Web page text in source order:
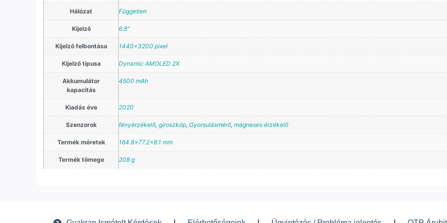
Hálózat Független
Kijelző 6.8"
Kijelző felbontása 1440×3200 pixel
Kijelző típusa Dynamic AMOLED 2X
Akkumulátor
kapacitás
4500 mAh
Kiadás éve 2020
Szenzorok fényérzékelő, giroszkóp, Gyorsulásmérő, mágneses érzékelő
Termék méretek 164.8×77.2×8.1 mm
Termék tömege 208 g